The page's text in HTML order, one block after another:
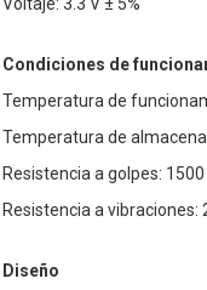
Condiciones de
Temperatura de
Temperatura de
Resistencia a golpes: 1500
Resistencia a vibraciones:
Diseño